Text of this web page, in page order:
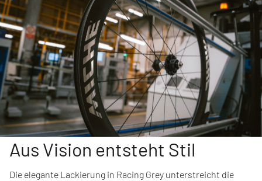
Aus Vision entsteht Stil
Die elegante Lackierung in Racing Grey unterstreicht die